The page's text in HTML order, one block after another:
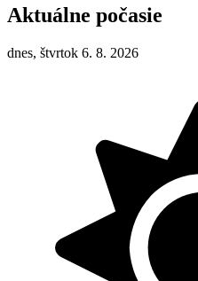
Aktuálne počasie
dnes, štvrtok 6. 8. 2026